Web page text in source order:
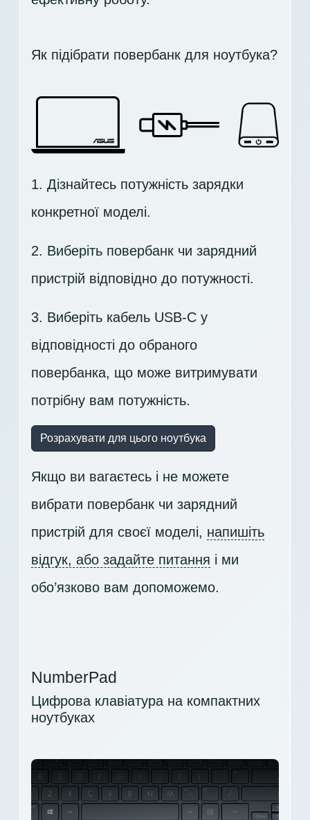
Як підібрати повербанк для ноутбука?
1. Дізнайтесь потужність зарядки
конкретної моделі.
2. Виберіть повербанк чи зарядний
пристрій відповідно до потужності.
3. Виберіть кабель USB-C у
відповідності до обраного
повербанка, що може витримувати
потрібну вам потужність.
Розрахувати для цього ноутбука
Якщо ви вагаєтесь і не можете
вибрати повербанк чи зарядний
пристрій для своєї моделі, напишіть
відгук, або задайте питання і ми
обо’язково вам допоможемо.
NumberPad
Цифрова клавіатура на компактних
ноутбуках